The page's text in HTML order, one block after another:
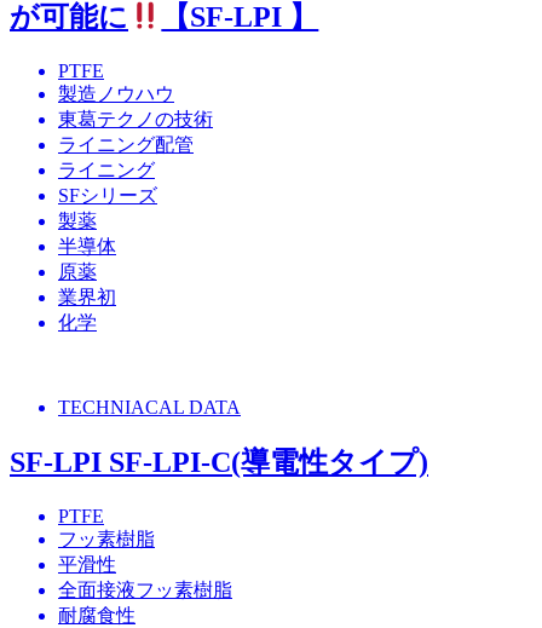
が可能に
【SF-LPI 】
PTFE
製造ノウハウ
東葛テクノの技術
ライニング配管
ライニング
SFシリーズ
製薬
半導体
原薬
業界初
化学
TECHNIACAL DATA
SF-LPI SF-LPI-C(導電性タイプ)
PTFE
フッ素樹脂
平滑性
全面接液フッ素樹脂
耐腐食性